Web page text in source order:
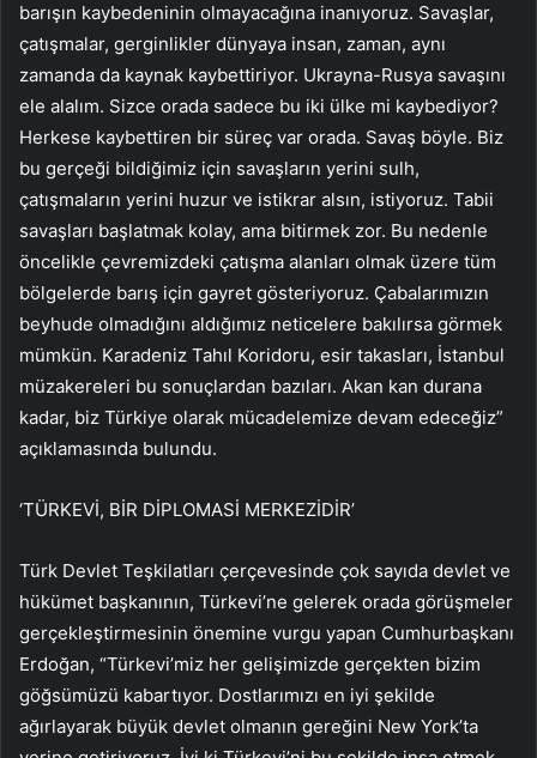
barışın kaybedeninin olmayacağına inanıyoruz. Savaşlar,
çatışmalar, gerginlikler dünyaya insan, zaman, aynı
zamanda da kaynak kaybettiriyor. Ukrayna-Rusya savaşını
ele alalım. Sizce orada sadece bu iki ülke mi kaybediyor?
Herkese kaybettiren bir süreç var orada. Savaş böyle. Biz
bu gerçeği bildiğimiz için savaşların yerini sulh,
çatışmaların yerini huzur ve istikrar alsın, istiyoruz. Tabii
savaşları başlatmak kolay, ama bitirmek zor. Bu nedenle
öncelikle çevremizdeki çatışma alanları olmak üzere tüm
bölgelerde barış için gayret gösteriyoruz. Çabalarımızın
beyhude olmadığını aldığımız neticelere bakılırsa görmek
mümkün. Karadeniz Tahıl Koridoru, esir takasları, İstanbul
müzakereleri bu sonuçlardan bazıları. Akan kan durana
kadar, biz Türkiye olarak mücadelemize devam edeceğiz”
açıklamasında bulundu.
‘TÜRKEVİ, BİR DİPLOMASİ MERKEZİDİR’
Türk Devlet Teşkilatları çerçevesinde çok sayıda devlet ve
hükümet başkanının, Türkevi’ne gelerek orada görüşmeler
gerçekleştirmesinin önemine vurgu yapan Cumhurbaşkanı
Erdoğan, “Türkevi’miz her gelişimizde gerçekten bizim
göğsümüzü kabartıyor. Dostlarımızı en iyi şekilde
ağırlayarak büyük devlet olmanın gereğini New York’ta